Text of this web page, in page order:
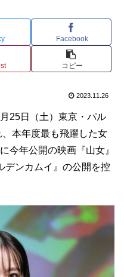
Facebook
コピー
2023.11.26
25日（土）東京・パル
本年度最も飛躍した女
今年公開の映画『山女』
デンカムイ』の公開を控